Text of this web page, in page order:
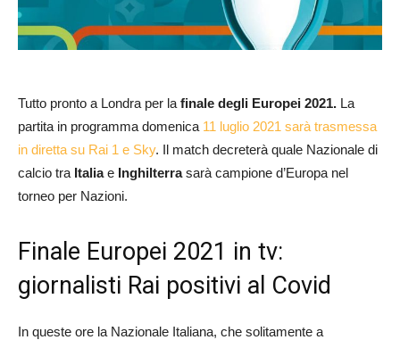
Tutto pronto a Londra per la finale degli Europei 2021. La
partita in programma domenica 11 luglio 2021 sarà trasmessa
in diretta su Rai 1 e Sky. Il match decreterà quale Nazionale di
calcio tra Italiae Inghilterrasarà campione d’Europa nel
torneo per Nazioni.
Finale Europei 2021 in tv:
giornalisti Rai positivi al Covid
In queste ore la Nazionale Italiana, che solitamente a